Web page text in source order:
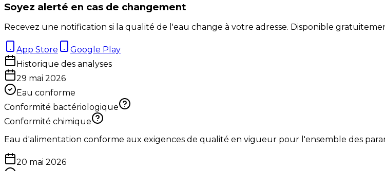
Soyez alerté en cas de changement
Recevez une notification si la qualité de l'eau change à votre adresse. Disponible
App Store
Google Play
Historique des analyses
29 mai 2026
Eau conforme
Conformité bactériologique
Conformité chimique
Eau d'alimentation conforme aux exigences de qualité en vigueur pour l'ensemble des
20 mai 2026